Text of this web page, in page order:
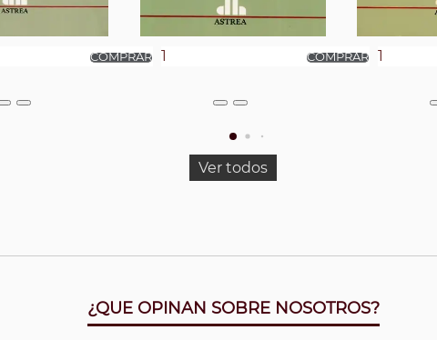
Ver todos
¿QUE OPINAN SOBRE NOSOTROS?